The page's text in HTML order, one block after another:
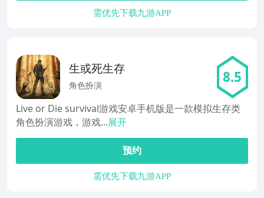
需优先下载九游APP
生或死生存
角色扮演 8.5
Live or Die survival游戏安卓手机版是一款模拟生存类
角色扮演游戏，游戏...展开
预约
需优先下载九游APP